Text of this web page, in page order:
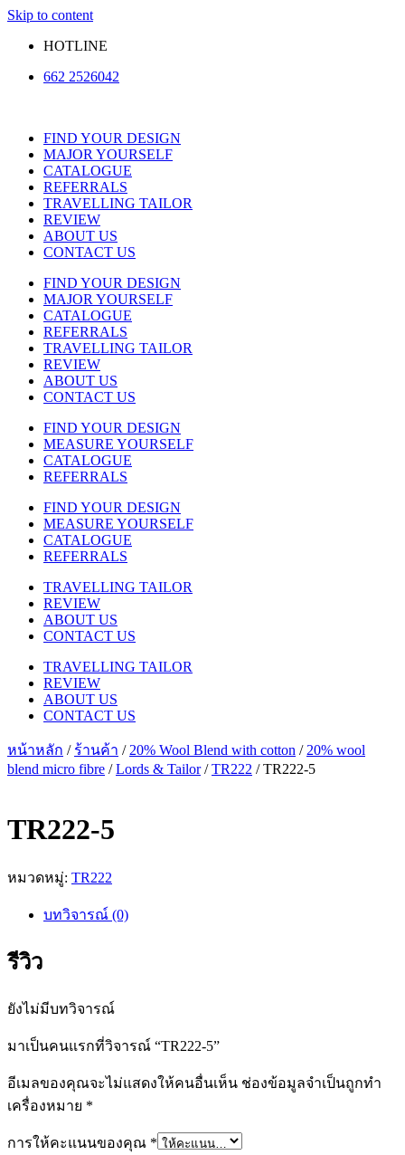
Skip to content
HOTLINE
662 2526042
FIND YOUR DESIGN
MAJOR YOURSELF
CATALOGUE
REFERRALS
TRAVELLING TAILOR
REVIEW
ABOUT US
CONTACT US
FIND YOUR DESIGN
MAJOR YOURSELF
CATALOGUE
REFERRALS
TRAVELLING TAILOR
REVIEW
ABOUT US
CONTACT US
FIND YOUR DESIGN
MEASURE YOURSELF
CATALOGUE
REFERRALS
FIND YOUR DESIGN
MEASURE YOURSELF
CATALOGUE
REFERRALS
TRAVELLING TAILOR
REVIEW
ABOUT US
CONTACT US
TRAVELLING TAILOR
REVIEW
ABOUT US
CONTACT US
หน้าหลัก / ร้านค้า / 20% Wool Blend with cotton / 20% wool
blend micro fibre /Lords & Tailor/TR222 / TR222-5
TR222-5
หมวดหมู่: TR222
บทวิจารณ์ (0)
รีวิว
ยังไม่มีบทวิจารณ์
มาเป็นคนแรกที่วิจารณ์ “TR222-5”
อีเมลของคุณจะไม่แสดงให้คนอื่นเห็น ช่องข้อมูลจำเป็นถูกทำ
เครื่องหมาย *
การให้คะแนนของคุณ *